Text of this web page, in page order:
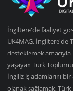
İngiltere'de faaliyet
UK4MAG, İngiltere'de
desteklemek amacıyla
yaşayan Türk
İngiliz iş adamlarını
olanak sağlamak,